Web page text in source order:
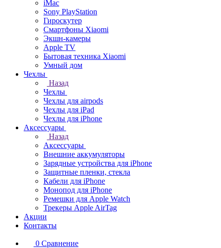
iMac
Sony PlayStation
Гироскутер
Смартфоны Xiaomi
Экшн-камеры
Apple TV
Бытовая техника Xiaomi
Умный дом
Чехлы
Назад
Чехлы
Чехлы для airpods
Чехлы для iPad
Чехлы для iPhone
Аксессуары
Назад
Аксессуары
Внешние аккумуляторы
Зарядные устройства для iPhone
Защитные пленки, стекла
Кабели для iPhone
Монопод для iPhone
Ремешки для Apple Watch
Трекеры Apple AirTag
Акции
Контакты
0 Сравнение